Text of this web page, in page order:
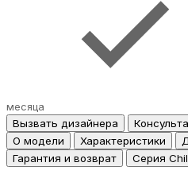
месяца
Вызвать дизайнера
О модели
Характеристики
Гарантия и возврат
Серия